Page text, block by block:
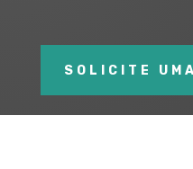
SOLICITE